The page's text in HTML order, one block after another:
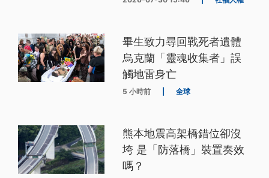
畢生致力尋回戰死者遺體
烏克蘭「靈魂收集者」誤
觸地雷身亡
5 小時前 全球
熊本地震高架橋錯位卻沒
垮 是「防落橋」裝置奏效
嗎？